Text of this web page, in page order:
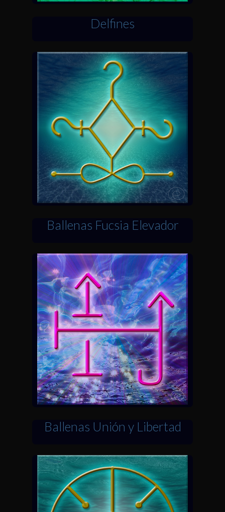
Delfines
Ballenas Fucsia Elevador
Ballenas Unión y Libertad